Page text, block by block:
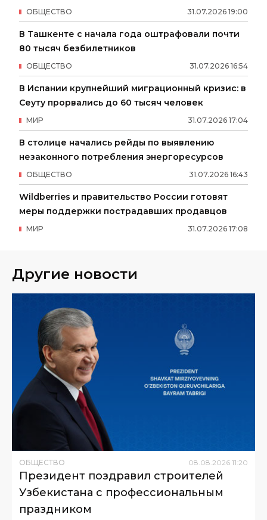
31.07.2026 19:00
ОБЩЕСТВО
В Ташкенте с начала года оштрафовали почти
80 тысяч безбилетников
31.07.2026 16:54
ОБЩЕСТВО
В Испании крупнейший миграционный кризис: в
Сеуту прорвались до 60 тысяч человек
31.07.2026 17:04
МИР
В столице начались рейды по выявлению
незаконного потребления энергоресурсов
31.07.2026 16:43
ОБЩЕСТВО
Wildberries и правительство России готовят
меры поддержки пострадавших продавцов
31.07.2026 17:08
МИР
Другие новости
ОБЩЕСТВО 08.08.2026 11:20
Президент поздравил строителей
Узбекистана с профессиональным
праздником